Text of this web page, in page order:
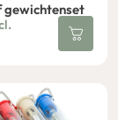
gewichtenset